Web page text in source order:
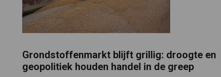
Grondstoffenmarkt blijft grillig: droogte en
geopolitiek houden handel in de greep